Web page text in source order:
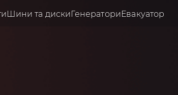
Шини та дискиГенераториЕвакуатор